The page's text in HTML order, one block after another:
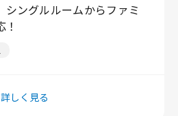
ングルルームからファミ
詳しく見る